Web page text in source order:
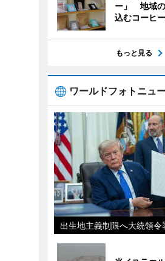
ー」 地域
込むコーヒ
もっと見る
ワールドフォトニュ
出生地主義制限へ大統領令